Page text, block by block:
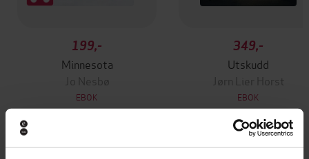
199,-
Minnesota
Jo Nesbø
EBOK
349,-
Utskudd
Jørn Lier Horst
EBOK